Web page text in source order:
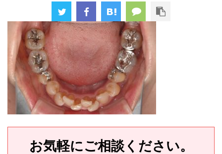
お気軽にご相談ください。